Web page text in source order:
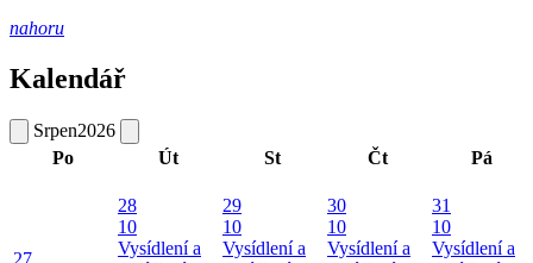
nahoru
Kalendář
Srpen2026
Po
Út St Čt Pá
27
28
10
Vysídlení a
29
10
Vysídlení a
30
10
Vysídlení a
31
10
Vysídlení a